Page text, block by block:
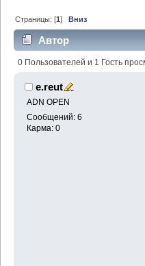
Страницы: [1]Вниз
Автор
профиля (Прочитано
0 Пользователей и 1 Гость
e.reut
ADN OPEN
Сообщений: 6
Карма: 0